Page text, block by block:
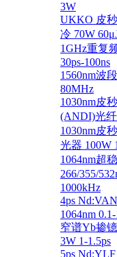
3W
UKKO 皮
冷 70W
1GHz重复
30ps-100ns
1560nm波
80MHz
1030nm皮
(ANDI)光纤
1030nm皮
光器 100W
1064nm超
266/355/
1000kHz
4ps
1064nm
窄谱Yb掺
3W 1-1.5ps
5ps